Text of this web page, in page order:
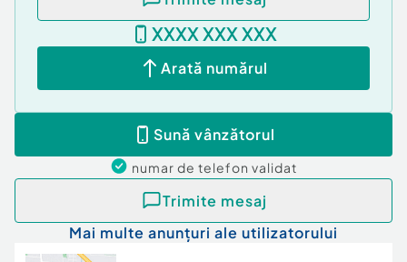
parcare demisol.
Situat foarte aproape de stația STB - Dealul
Cucului - 2 minute pe jos(200m) respectiv 13-15
Aparatorii Patriei.
Confort:1
Tip imobil:Bloc de apartamente
Posibilitate parcare: Da
Nr. locuri parcare:1
XXXX XXX XXX
Arată numărul
Sună vânzătorul
numar de telefon validat
Trimite mesaj
Mai multe anunțuri ale utilizatorului